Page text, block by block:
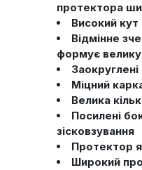
протектора
Високий кут
Відмінне
формує
Міцний
Велика
Посилені
зісковзування
Протектор
Широкий